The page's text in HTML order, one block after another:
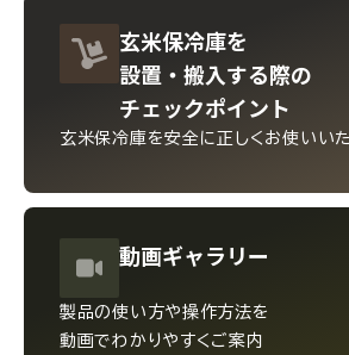
玄米保冷庫を
設置・ 搬入する際の
チェックポイント
玄米保冷庫を安全に 正しくお使いい
動画ギャラリー
製品の使い方や操作方法を
動画でわかりやすくご案内